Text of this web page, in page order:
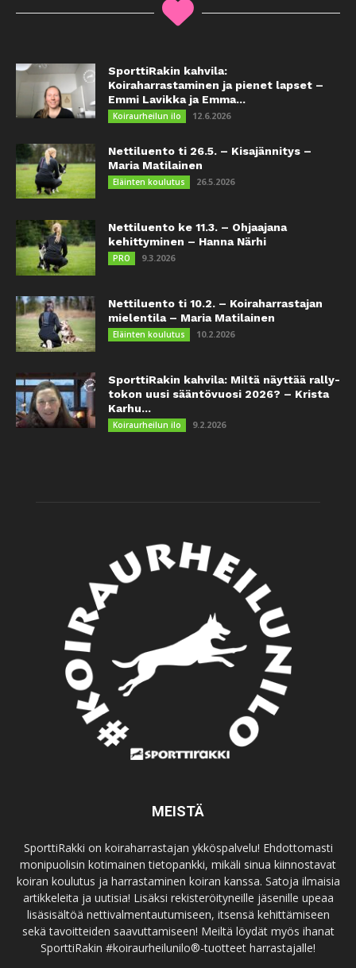
SporttiRakin kahvila:
Koiraharrastaminen ja pienet lapset –
Emmi Lavikka ja Emma...
Koiraurheilun ilo 12.6.2026
Nettiluento ti 26.5. – Kisajännitys –
Maria Matilainen
Eläinten koulutus 26.5.2026
Nettiluento ke 11.3. – Ohjaajana
kehittyminen – Hanna Närhi
PRO 9.3.2026
Nettiluento ti 10.2. – Koiraharrastajan
mielentila – Maria Matilainen
Eläinten koulutus 10.2.2026
SporttiRakin kahvila: Miltä näyttää rally-
tokon uusi sääntövuosi 2026? – Krista
Karhu...
Koiraurheilun ilo 9.2.2026
MEISTÄ
SporttiRakki on koiraharrastajan ykköspalvelu! Ehdottomasti
monipuolisin kotimainen tietopankki, mikäli sinua kiinnostavat
koiran koulutus ja harrastaminen koiran kanssa. Satoja ilmaisia
artikkeleita ja uutisia! Lisäksi rekisteröityneille jäsenille upeaa
lisäsisältöä nettivalmentautumiseen, itsensä kehittämiseen
sekä tavoitteiden saavuttamiseen! Meiltä löydät myös ihanat
SporttiRakin #koiraurheilunilo®-tuotteet harrastajalle!